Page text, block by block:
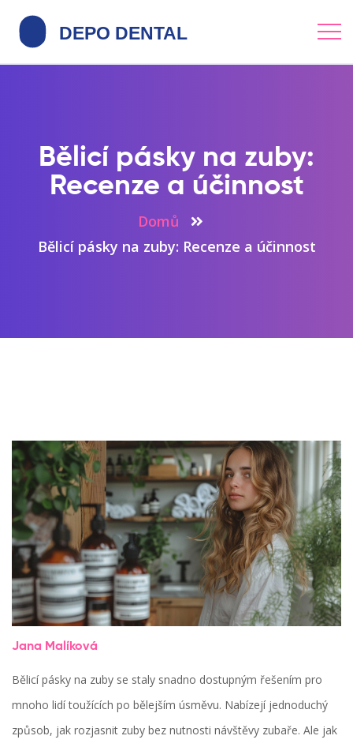
Bělicí pásky na zuby:
Recenze a účinnost
Domů
Bělicí pásky na zuby: Recenze a účinnost
Jana Malíková
Bělicí pásky na zuby se staly snadno dostupným řešením pro
mnoho lidí toužících po bělejším úsměvu. Nabízejí jednoduchý
způsob, jak rozjasnit zuby bez nutnosti návštěvy zubaře. Ale jak